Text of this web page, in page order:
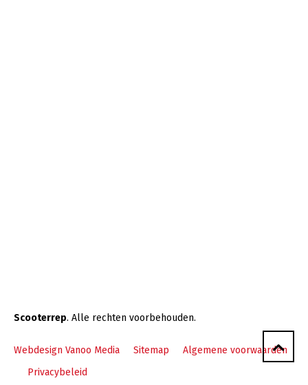
Scooterrep. Alle rechten voorbehouden.
Webdesign Vanoo Media Sitemap
Algemene voorwaarden
Privacybeleid